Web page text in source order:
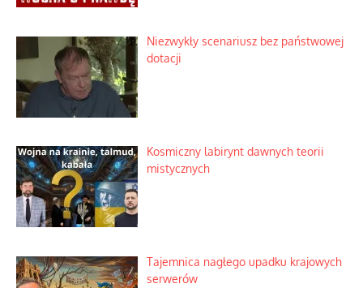
Niezwykły scenariusz bez państwowej
dotacji
Kosmiczny labirynt dawnych teorii
mistycznych
Tajemnica nagłego upadku krajowych
serwerów